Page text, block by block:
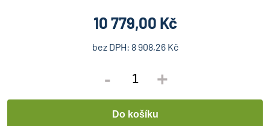
10 779,00 Kč
bez DPH: 8 908,26 Kč
- +